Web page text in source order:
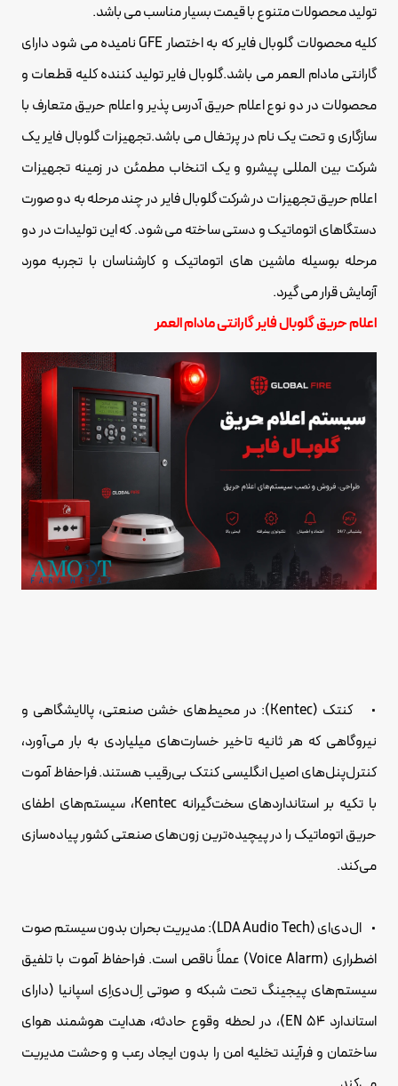
تولید محصولات متنوع با قیمت بسیار مناسب می باشد.
کلیه محصولات گلوبال فایر که به اختصار GFE نامیده می شود دارای
گارانتی مادام العمر می باشد.گلوبال فایر تولید کننده کلیه قطعات و
محصولات در دو نوع اعلام حریق آدرس پذیر و اعلام حریق متعارف با
سازگاری و تحت یک نام در پرتغال می باشد.تجهیزات گلوبال فایر یک
شرکت بین المللی پیشرو و یک اتنخاب مطمئن در زمینه تجهیزات
اعلام حریق تجهیزات در شرکت گلوبال فایر در چند مرحله به دو صورت
دستگاهای اتوماتیک و دستی ساخته می شود. که این تولیدات در دو
مرحله بوسیله ماشین های اتوماتیک و کارشناسان با تجربه مورد
آزمایش قرار می گیرد.
اعلام حریق گلوبال فایر گارانتی مادام العمر
• کنتک (Kentec): در محیط‌های خشن صنعتی، پالایشگاهی و
نیروگاهی که هر ثانیه تاخیر خسارت‌های میلیاردی به بار می‌آورد،
کنترل‌پنل‌های اصیل انگلیسی کنتک بی‌رقیب هستند. فراحفاظ آموت
با تکیه بر استانداردهای سخت‌گیرانه Kentec، سیستم‌های اطفای
حریق اتوماتیک را در پیچیده‌ترین زون‌های صنعتی کشور پیاده‌سازی
می‌کند.
• ال‌دی‌ای (LDA Audio Tech): مدیریت بحران بدون سیستم صوت
اضطراری (Voice Alarm) عملاً ناقص است. فراحفاظ آموت با تلفیق
سیستم‌های پیجینگ تحت شبکه و صوتی اِل‌دی‌اِی اسپانیا (دارای
استاندارد EN 54)، در لحظه وقوع حادثه، هدایت هوشمند هوای
ساختمان و فرآیند تخلیه امن را بدون ایجاد رعب و وحشت مدیریت